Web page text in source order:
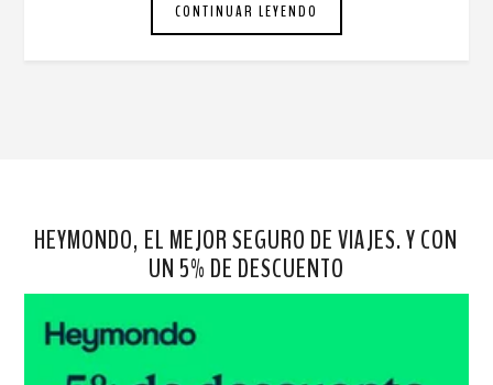
CONTINUAR LEYENDO
HEYMONDO, EL MEJOR SEGURO DE VIAJES. Y CON
UN 5% DE DESCUENTO